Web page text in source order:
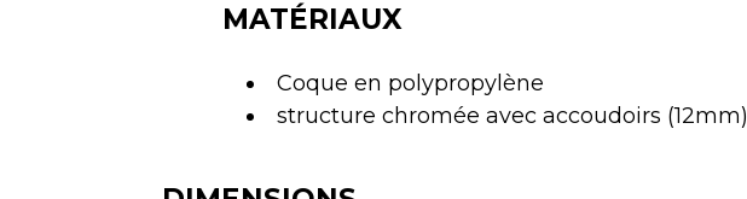
MATÉRIAUX
Coque en polypropylène
structure chromée avec accoudoirs (12mm)